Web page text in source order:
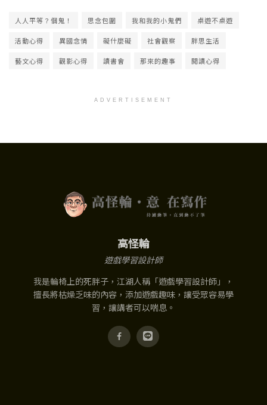
人人平等？個鬼！ 思念包圍 我和我的小鬼們 桌遊不桌遊
活動心得 異國念情 礙什麼礙 社會觀察 胖思生活
藝文心得 觀影心得 讀書會 那來的趣事 閱讀心得
ADVERTISEMENT
高怪輪
遊戲學習設計師
我是輪椅上的死胖子，江湖人稱「遊戲學習設計師」，
擅長將枯燥乏味的內容，添加遊戲趣味，讓受眾容易學
習，讓講者可以喘息。